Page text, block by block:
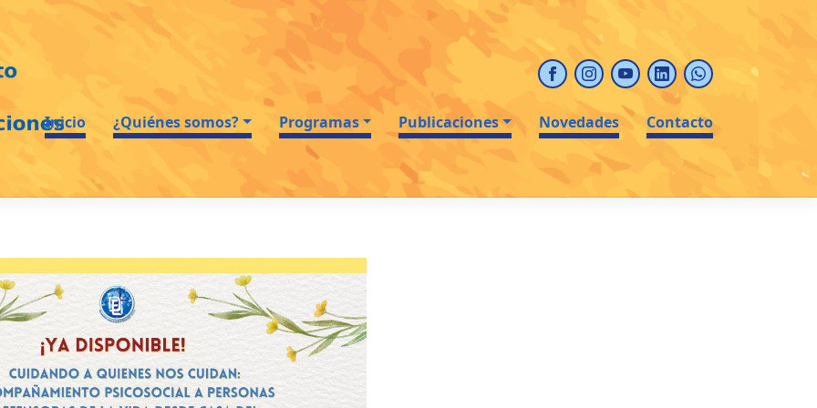
Inicio ¿Quiénes somos? Programas Publicaciones Novedades Contacto